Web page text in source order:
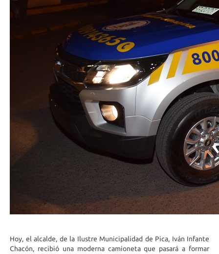
Hoy, el alcalde, de la Ilustre Municipalidad de Pica, Iván Infante
Chacón, recibió una moderna camioneta que pasará a formar